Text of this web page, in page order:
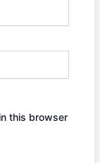
this browser